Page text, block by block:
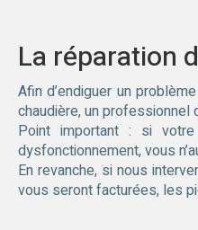
La réparation
Afin d’endiguer un
chaudière, un professionnel
Point important : si
dysfonctionnement, vous
En revanche, si nous
vous seront facturées, les